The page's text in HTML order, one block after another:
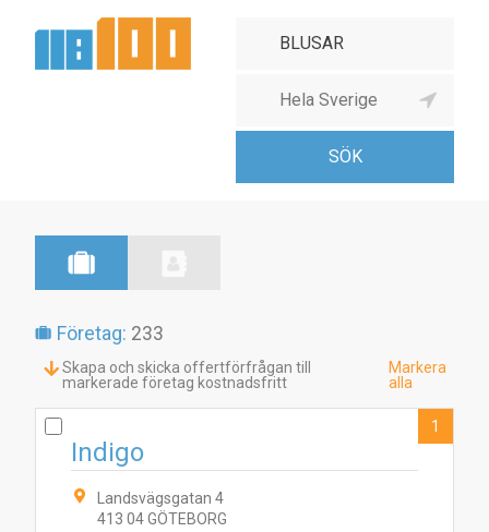
Företag: 233
Skapa och skicka offertförfrågan till
markerade företag kostnadsfritt
Markera
alla
Indigo
Landsvägsgatan 4
413 04 GÖTEBORG
1